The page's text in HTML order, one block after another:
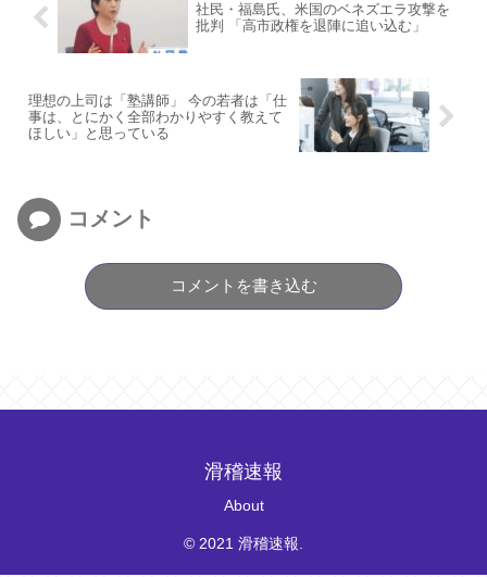
社民・福島氏、米国のベネズエラ攻撃を
批判 「高市政権を退陣に追い込む」
理想の上司は「塾講師」 今の若者は「仕
事は、とにかく全部わかりやすく教えて
ほしい」と思っている
コメント
コメントを書き込む
滑稽速報
About
© 2021 滑稽速報.